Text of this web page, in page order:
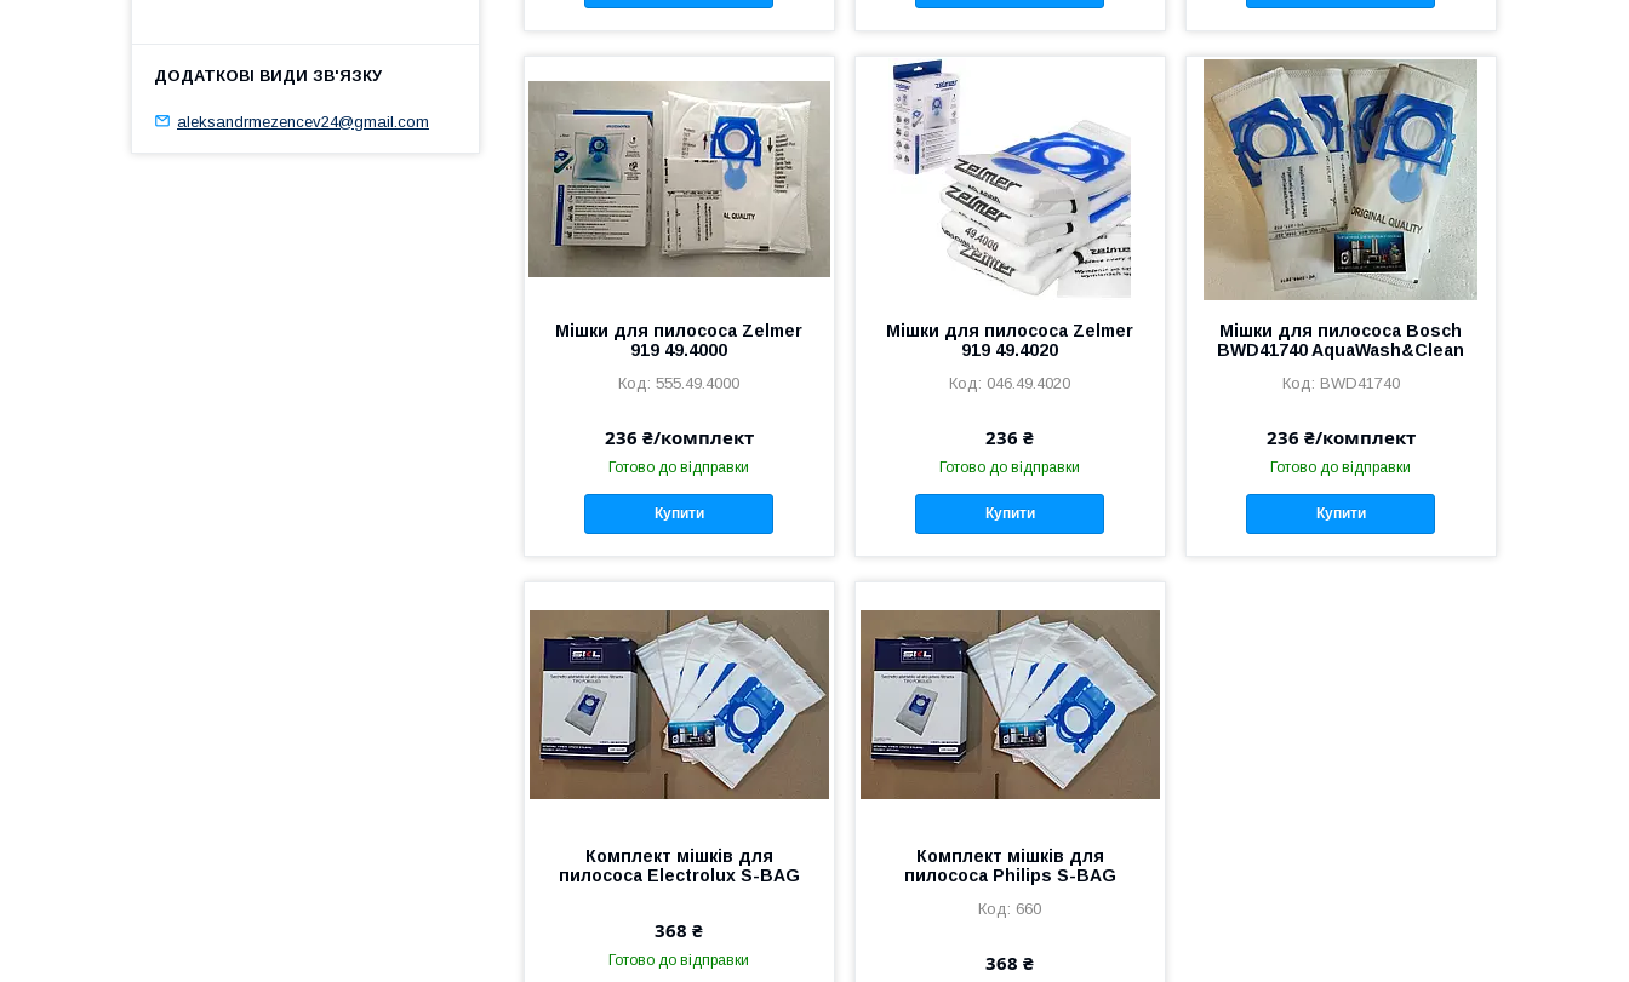
Мішки для пилососа Zelmer
919 49.4000
555.49.4000
236 ₴/комплект
Готово до відправки
Купити
Мішки для пилососа Zelmer
919 49.4020
046.49.4020
236 ₴
Готово до відправки
Купити
Мішки для пилососа Bosch
BWD41740 AquaWash&Clean
BWD41740
236 ₴/комплект
Готово до відправки
Купити
Комплект мішків для
пилососа Electrolux S-BAG
368 ₴
Готово до відправки
Комплект мішків для
пилососа Philips S-BAG
660
368 ₴
aleksandrmezencev24@gmail.com